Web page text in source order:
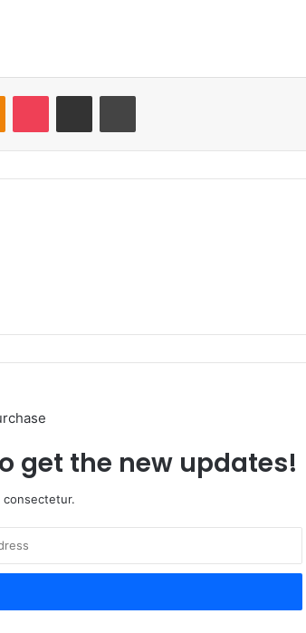
Odnoklassniki
Pocket Share via Email Print
get the new updates!
consectetur.